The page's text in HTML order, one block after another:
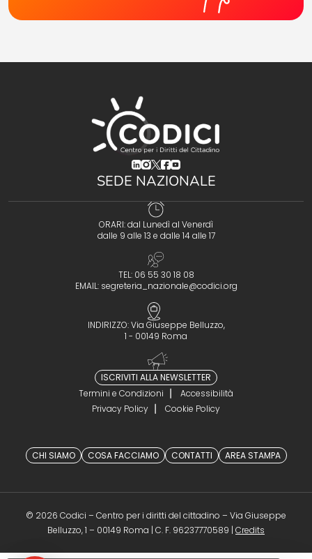
(opens in a new tab)
(opens in a new tab)
(opens in a new tab)
(opens in a new tab)
(opens in a new tab)
SEDE NAZIONALE
ORARI: dal Lunedì al Venerdì
dalle 9 alle 13 e dalle 14 alle 17
TEL: 06 55 30 18 08
EMAIL: segreteria_nazionale@codici.org
INDIRIZZO: Via Giuseppe Belluzzo,
1 - 00149 Roma
ISCRIVITI ALLA NEWSLETTER
Termini e Condizioni
Accessibilità
Privacy Policy
Cookie Policy
CHI SIAMO COSA FACCIAMO CONTATTI AREA STAMPA
© 2026 Codici – Centro per i diritti del cittadino – Via Giuseppe
Belluzzo, 1 – 00149 Roma | C. F. 96237770589 | Credits